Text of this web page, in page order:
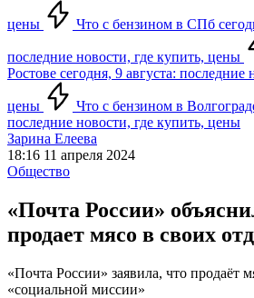
цены Что с бензином в СПб
последние новости, где купить, цены
Ростове сегодня, 9 августа: последние
цены
Что с бензином в
последние новости, где купить, цены
Зарина Елеева
18:16 11 апреля 2024
Общество
«Почта России»
продает мясо в своих
«Почта России» заявила, что продаёт
«социальной миссии»